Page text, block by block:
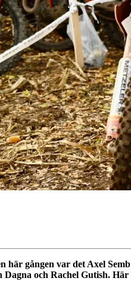
gången var det Axel
och Rachel Gutish.